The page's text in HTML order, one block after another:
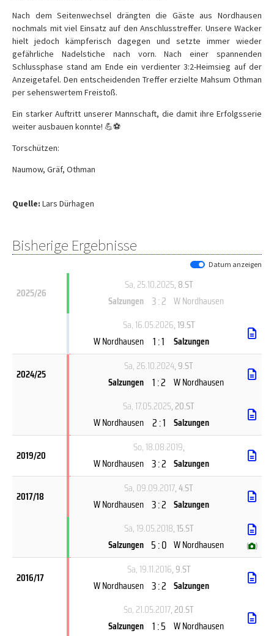
Nach dem Seitenwechsel drängten die Gäste aus Nordhausen
nochmals mit viel Einsatz auf den Anschlusstreffer. Unsere Wacker
hielt jedoch kämpferisch dagegen und setzte immer wieder
gefährliche Nadelstiche nach vorn. Nach einer spannenden
Schlussphase stand am Ende ein verdienter 3:2-Heimsieg auf der
Anzeigetafel. Den entscheidenden Treffer erzielte Mahsum Othman
per sehenswertem Freistoß.
Ein starker Auftritt unserer Mannschaft, die damit ihre Erfolgsserie
weiter ausbauen konnte! 💪⚽
Torschützen:
Naumow, Gräf, Othman
Quelle: Lars Dürhagen
Bisherige Ergebnisse
Datum anzeigen
2025/26
Sa, 25.10.2025, 8.ST
Salzungen 3 : 2 W Nordhausen
Sa, 16.05.2026, 19.ST
W Nordhausen 1 : 1 Salzungen
2024/25
Sa, 26.10.2024, 9.ST
Salzungen 1 : 2 W Nordhausen
Sa, 17.05.2025, 20.ST
W Nordhausen 2 : 1 Salzungen
2019/20
So, 18.08.2019,
W Nordhausen 3 : 2 Salzungen
2017/18
Sa, 09.09.2017, 4.ST
W Nordhausen 3 : 2 Salzungen
Sa, 19.05.2018, 15.ST
Salzungen 5 : 0 W Nordhausen ( )
2016/17
Sa, 19.11.2016, 9.ST
W Nordhausen 3 : 2 Salzungen
So, 21.05.2017, 20.ST
Salzungen 1 : 5 W Nordhausen